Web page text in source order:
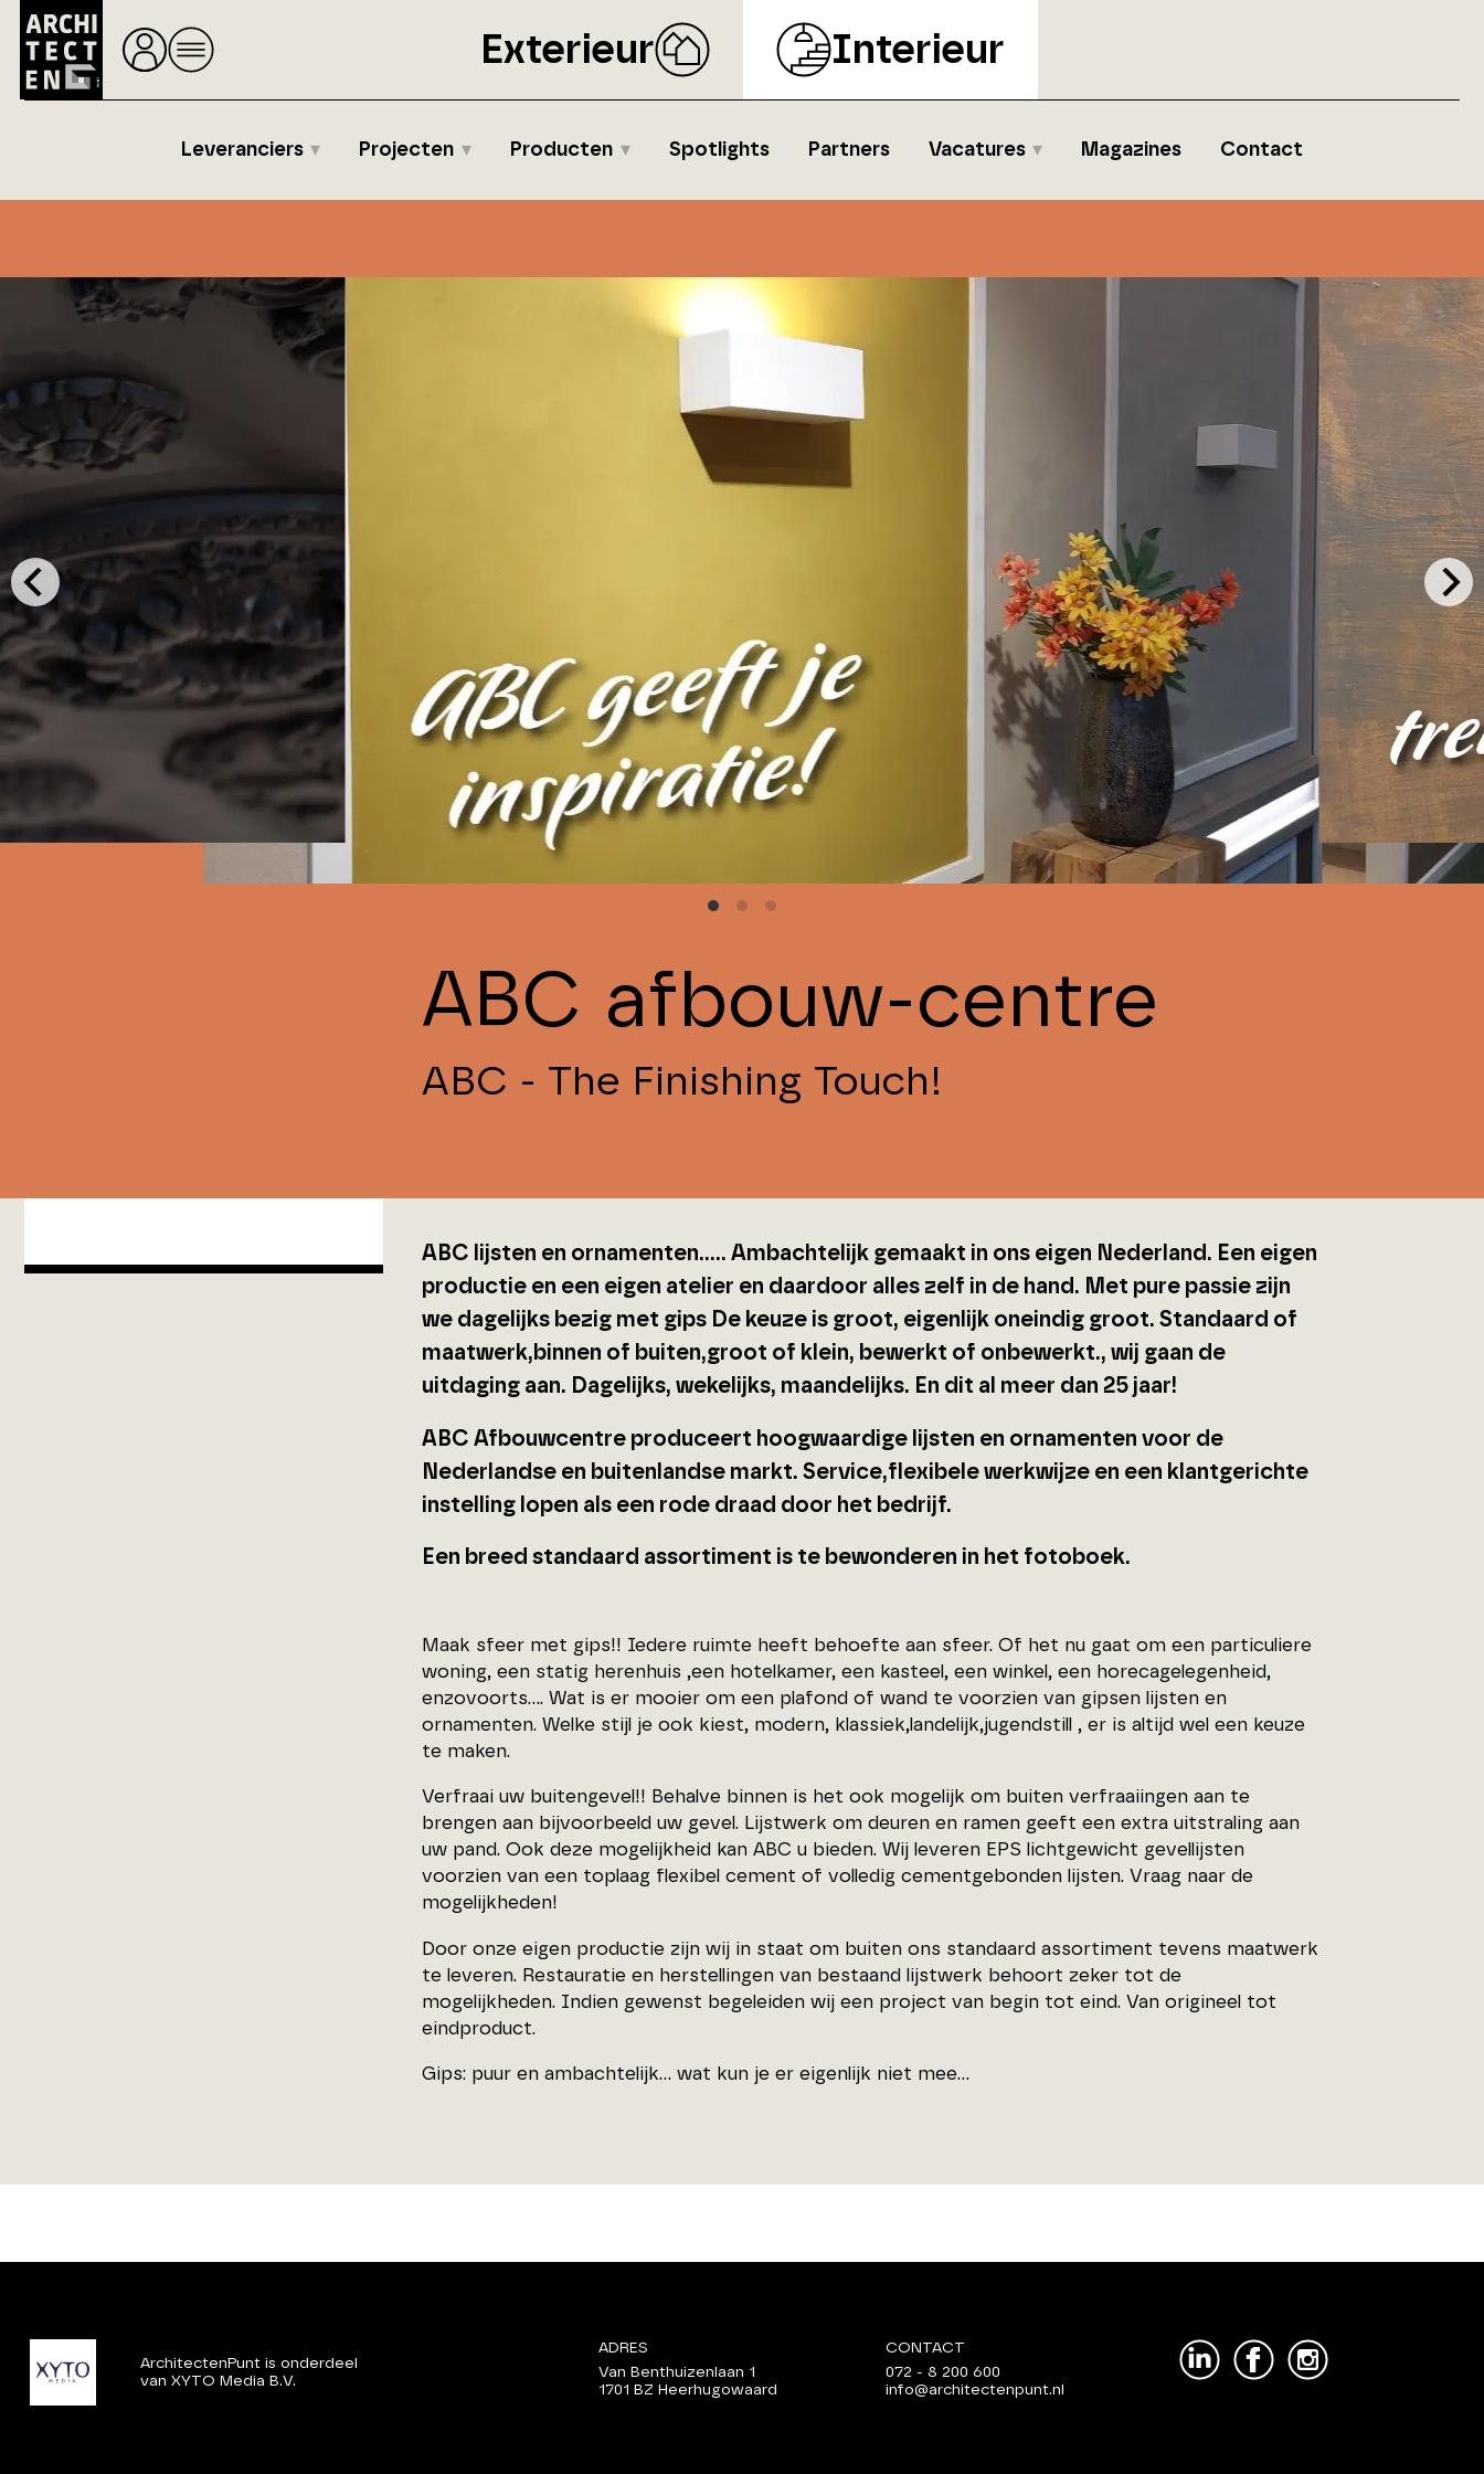
Exterieur Interieur
Leveranciers Projecten Producten Spotlights Partners Vacatures Magazines Contact
ABC afbouw-centre
ABC - The Finishing Touch!
ABC lijsten en ornamenten….. Ambachtelijk gemaakt in ons eigen Nederland. Een eigen
productie en een eigen atelier en daardoor alles zelf in de hand. Met pure passie zijn
we dagelijks bezig met gips De keuze is groot, eigenlijk oneindig groot. Standaard of
maatwerk,binnen of buiten,groot of klein, bewerkt of onbewerkt., wij gaan de
uitdaging aan. Dagelijks, wekelijks, maandelijks. En dit al meer dan 25 jaar!
ABC Afbouwcentre produceert hoogwaardige lijsten en ornamenten voor de
Nederlandse en buitenlandse markt. Service,flexibele werkwijze en een klantgerichte
instelling lopen als een rode draad door het bedrijf.
Een breed standaard assortiment is te bewonderen in het fotoboek.
Maak sfeer met gips!! Iedere ruimte heeft behoefte aan sfeer. Of het nu gaat om een particuliere
woning, een statig herenhuis ,een hotelkamer, een kasteel, een winkel, een horecagelegenheid,
enzovoorts…. Wat is er mooier om een plafond of wand te voorzien van gipsen lijsten en
ornamenten. Welke stijl je ook kiest, modern, klassiek,landelijk,jugendstill , er is altijd wel een keuze
te maken.
Verfraai uw buitengevel!! Behalve binnen is het ook mogelijk om buiten verfraaiingen aan te
brengen aan bijvoorbeeld uw gevel. Lijstwerk om deuren en ramen geeft een extra uitstraling aan
uw pand. Ook deze mogelijkheid kan ABC u bieden. Wij leveren EPS lichtgewicht gevellijsten
voorzien van een toplaag flexibel cement of volledig cementgebonden lijsten. Vraag naar de
mogelijkheden!
Door onze eigen productie zijn wij in staat om buiten ons standaard assortiment tevens maatwerk
te leveren. Restauratie en herstellingen van bestaand lijstwerk behoort zeker tot de
mogelijkheden. Indien gewenst begeleiden wij een project van begin tot eind. Van origineel tot
eindproduct.
Gips: puur en ambachtelijk… wat kun je er eigenlijk niet mee…
ArchitectenPunt is onderdeel
van XYTO Media B.V.
ADRES
Van Benthuizenlaan 1
1701 BZ Heerhugowaard
CONTACT
072 - 8 200 600
info@architectenpunt.nl